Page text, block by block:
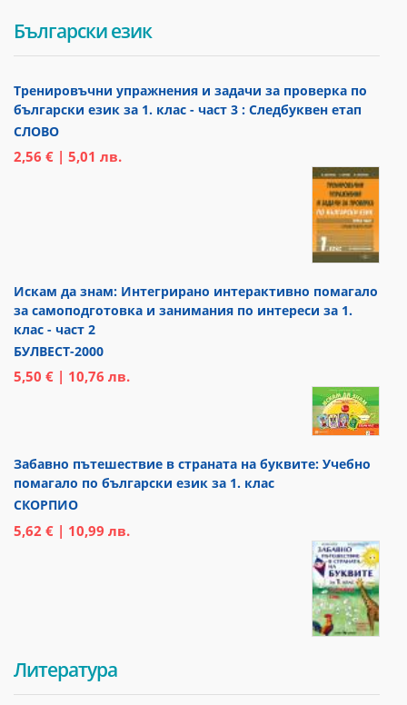
Български език
Тренировъчни упражнения и задачи за проверка по
български език за 1. клас - част 3 : Следбуквен етап
СЛОВО
2,56 € | 5,01 лв.
Искам да знам: Интегрирано интерактивно помагало
за самоподготовка и занимания по интереси за 1.
клас - част 2
БУЛВЕСТ-2000
5,50 € | 10,76 лв.
Забавно пътешествие в страната на буквите: Учебно
помагало по български език за 1. клас
СКОРПИО
5,62 € | 10,99 лв.
Литература